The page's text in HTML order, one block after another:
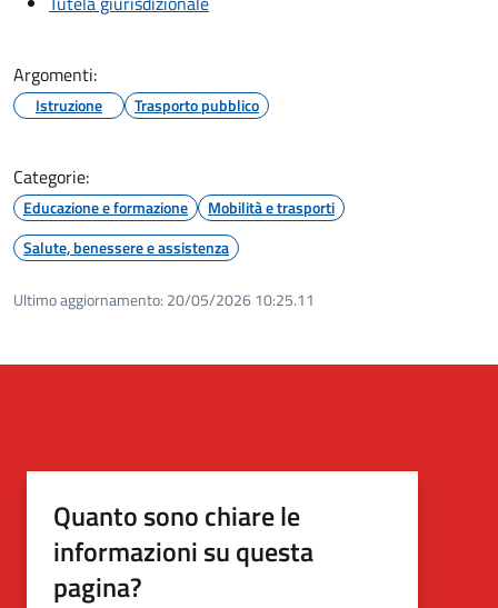
Argomenti:
Istruzione Trasporto pubblico
Categorie:
Educazione e formazione
Mobilità e trasporti
Salute, benessere e assistenza
Ultimo aggiornamento: 20/05/2026 10:25.11
Quanto sono chiare le
informazioni su questa
pagina?